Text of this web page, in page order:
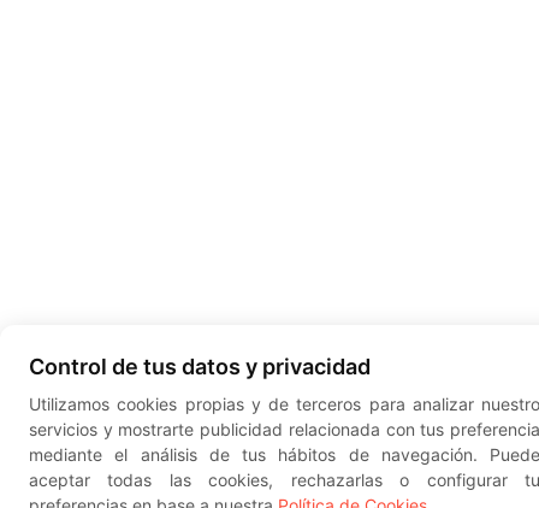
Control de tus datos y privacidad
Utilizamos cookies propias y de terceros para analizar
servicios y mostrarte publicidad relacionada con tus
mediante el análisis de tus hábitos de navegación.
aceptar todas las cookies, rechazarlas o configurar